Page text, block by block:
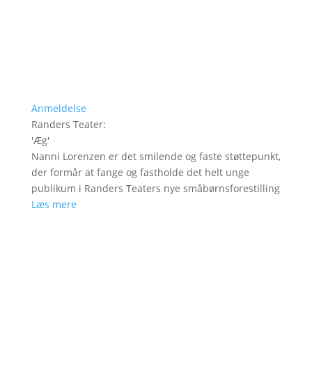
Anmeldelse
Randers Teater:
'Æg'
Nanni Lorenzen er det smilende og faste støttepunkt,
der formår at fange og fastholde det helt unge
publikum i Randers Teaters nye småbørnsforestilling
Læs mere